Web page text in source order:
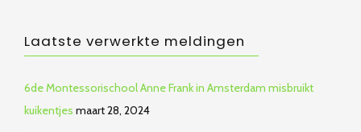
Laatste verwerkte meldingen
6de Montessorischool Anne Frank in Amsterdam misbruikt
kuikentjes maart 28, 2024